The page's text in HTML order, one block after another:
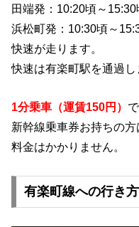
田端発：10:20頃～
浜松町発：10:30頃～
快速が走ります。
快速は有楽町駅を通過し
1分乗車（運賃150円）
新幹線乗車券お持ちの方
料金はかかりません。
有楽町線への行き方